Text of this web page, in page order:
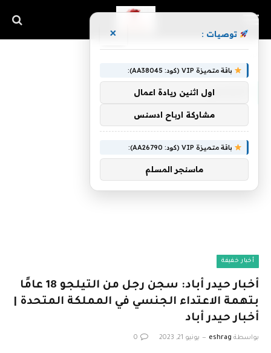
الجنسي
أخبار خفيفة
أخبار حيدر أباد: سجن رجل من التيلجو 18 عامًا
بتهمة الاعتداء الجنسي في المملكة المتحدة |
أخبار حيدر أباد
بواسطة eshrag يونيو 21, 2023 0
توصيات : ×
باقة متميزة VIP (كود: AA38045):
اول اثنين ريادة اعمال
مشاركة ارباح ادسنس
باقة متميزة VIP (كود: AA26790):
ماسنجر المسلم